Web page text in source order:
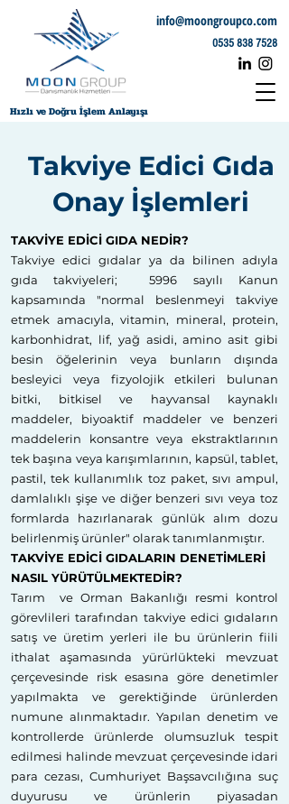
info@moongroupco.com
0535 838 7528
Hızlı ve Doğru İşlem Anlayışı
Takviye Edici Gıda
Onay İşlemleri
​TAKVİYE EDİCİ GIDA NEDİR?
Takviye edici gıdalar ya da bilinen adıyla
gıda takviyeleri; 5996 sayılı Kanun
kapsamında "normal beslenmeyi takviye
etmek amacıyla, vitamin, mineral, protein,
karbonhidrat, lif, yağ asidi, amino asit gibi
besin öğelerinin veya bunların dışında
besleyici veya fizyolojik etkileri bulunan
bitki, bitkisel ve hayvansal kaynaklı
maddeler, biyoaktif maddeler ve benzeri
maddelerin konsantre veya ekstraktlarının
tek başına veya karışımlarının, kapsül, tablet,
pastil, tek kullanımlık toz paket, sıvı ampul,
damlalıklı şişe ve diğer benzeri sıvı veya toz
formlarda hazırlanarak günlük alım dozu
belirlenmiş ürünler" olarak tanımlanmıştır.
TAKVİYE EDİCİ GIDALARIN DENETİMLERİ
NASIL YÜRÜTÜLMEKTEDİR?
Tarım ve Orman Bakanlığı resmi kontrol
görevlileri tarafından takviye edici gıdaların
satış ve üretim yerleri ile bu ürünlerin fiili
ithalat aşamasında yürürlükteki mevzuat
çerçevesinde risk esasına göre denetimler
yapılmakta ve gerektiğinde ürünlerden
numune alınmaktadır. Yapılan denetim ve
kontrollerde ürünlerde olumsuzluk tespit
edilmesi halinde mevzuat çerçevesinde idari
para cezası, Cumhuriyet Başsavcılığına suç
duyurusu ve ürünlerin piyasadan